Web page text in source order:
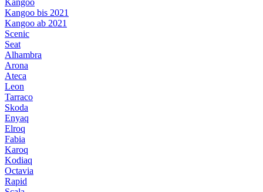
Kangoo
Kangoo bis 2021
Kangoo ab 2021
Scenic
Seat
Alhambra
Arona
Ateca
Leon
Tarraco
Skoda
Enyaq
Elroq
Fabia
Karoq
Kodiaq
Octavia
Rapid